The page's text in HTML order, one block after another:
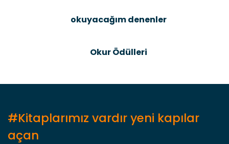
okuyacağım denenler
Okur Ödülleri
#Kitaplarımız vardır yeni kapılar
açan